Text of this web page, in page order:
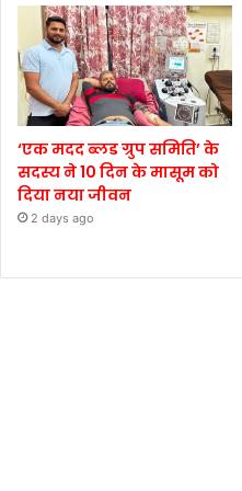
‘एक मदद ब्लड ग्रुप समिति’ के
सदस्य ने 10 दिन के मासूम को
दिया नया जीवन
2 days ago